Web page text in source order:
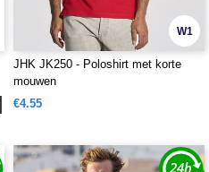
W1
JHK JK250 - Poloshirt met korte
mouwen
€4.55